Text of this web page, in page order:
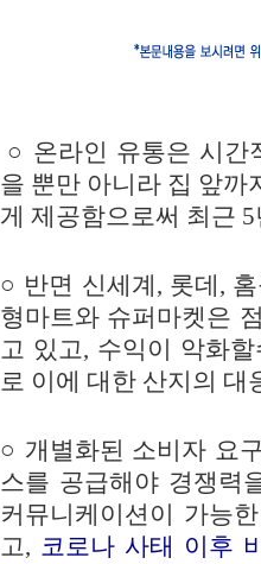
○ 온라인 유통은 시간
을 뿐만 아니라 집 앞까
게 제공함으로써 최근
○ 반면 신세계, 롯데,
형마트와 슈퍼마켓은
고 있고, 수익이 악화
로 이에 대한 산지의 대
○ 개별화된 소비자 요
스를 공급해야 경쟁력
커뮤니케이션이 가능
고, 코로나 사태 이후